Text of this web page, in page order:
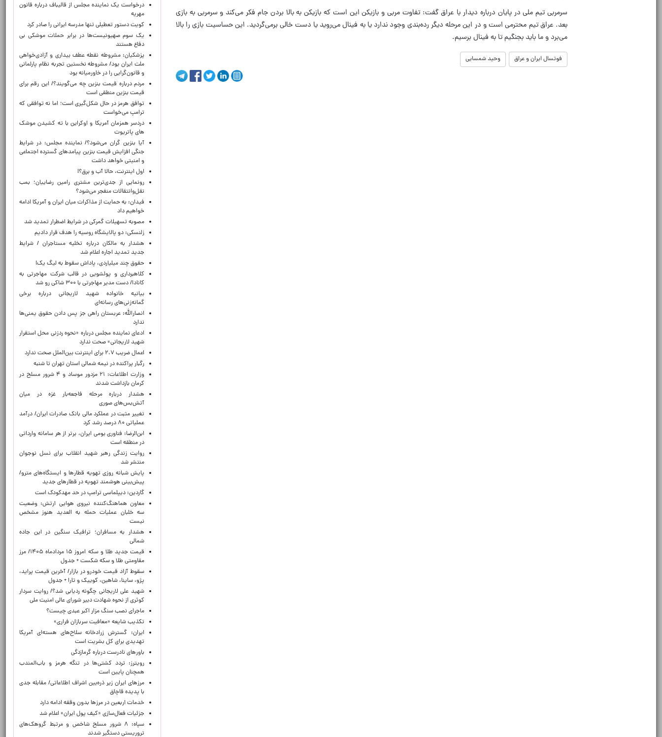
سرمربی تیم ملی در پایان درباره دیدار با عراق گفت: تفاوت مربی و بازیکن این است که بازیکن به بالا بردن جام فکر می‌کند و سرمربی به بازی
بعد. عراق تیم محترمی است و در این مرحله دیگر رده‌بندی وجود ندارد یا به فینال می‌روید یا دست خالی برمی‌گردید. این حساسیت بازی را بالا
می‌برد و ما باید بجنگیم تا به فینال برسیم.
فوتسال ایران و عراق وحید شمسایی
درخواست یک نماینده مجلس از قالیباف درباره قانون
مهریه
کویت دستور تعطیلی تنها مدرسه ایرانی را صادر کرد
یک‌ سوم صهیونیست‌ها در برابر حملات موشکی بی
دفاع هستند
پزشکیان: مشروطه نقطه عطف بیداری و آزادی‌خواهی
ملت ایران بود/ مشروطه نخستین تجربه نظام پارلمانی
و قانون‌گرایی را در خاورمیانه بود
مردم درباره قیمت بنزین چه می‌گویند؟/ این رقم برای
قیمت بنزین منطقی است
توافق هرمز در حال شکل‌گیری است؛ اما نه توافقی که
ترامپ می‌خواست
دردسر همزمان آمریکا و اوکراین با ته کشیدن موشک
های پاتریوت
آیا بنزین گران می‌شود؟/ نماینده مجلس: در شرایط
جنگی افزایش قیمت بنزین پیامدهای گسترده اجتماعی
و امنیتی خواهد داشت
اول اینترنت، حالا آب و برق؟!
رونمایی از جدی‌ترین مشتری رامین رضاییان؛ بمب
نقل‌وانتقالات منفجر می‌شود؟
فیدان: به حمایت از مذاکرات میان ایران و آمریکا ادامه
خواهیم داد
مصوبه تسهیلات گمرکی در شرایط اضطرار تمدید شد
زلنسکی: دو پالایشگاه روسیه را هدف قرار دادیم
هشدار به مالکان درباره تخلیه مستاجران / شرایط
جدید تمدید اجاره اعلام شد
حقوق چند میلیاردی، پاداش سقوط به لیگ یک!
کلاهبرداری و پولشویی در قالب شرکت مهاجرتی به
کانادا/ دست مدیر مهاجرتی با ۳۰۰ شاکی رو شد
بیانیه خانواده شهید لاریجانی درباره برخی
گمانه‌زنی‌های رسانه‌ای
انصارالله: عربستان راهی جز پس دادن حقوق یمنی‌ها
ندارد
ادعای نماینده مجلس درباره «نحوه ردزنی محل استقرار
شهید لاریجانی» صحت ندارد
اعمال ضریب ۲.۷ برای اینترنت بین‌الملل صحت ندارد
رگبار پراکنده در نیمه شمالی استان تهران تا شنبه
وزارت اطلاعات: ۲۱ مزدور موساد و ۴ شرور مسلح در
کرمان بازداشت شدند
هشدار درباره مرحله فاجعه‌بار غزه در میان
آتش‌بس‌های صوری
تغییر مثبت در عملکرد مالی بانک صادرات ایران/ درآمد
عملیاتی ۸۰ درصد رشد کرد
ابن‌الرضا: فناوری بومی ایران، برتر از هر سامانه وارداتی
در منطقه است
روایت زندگی رهبر شهید انقلاب برای نسل نوجوان
منتشر شد
پایش شبانه روزی تهویه قطارها و ایستگاه‌های مترو/
پیش‌بینی هوشمند تهویه در قطارهای جدید
گاردین: دیپلماسی ترامپ در حد مهدکودک است
معاون هماهنگ‌کننده نیروی هوایی ارتش: وضعیت
سه خلبان عملیات حمله به العدید هنوز مشخص
نیست
هشدار به مسافران؛ ترافیک سنگین در این جاده
شمالی
قیمت جدید طلا و سکه امروز ۱۵ مردادماه ۱۴۰۵/ مرز
مقاومتی طلا و سکه شکست + جدول
سقوط آزاد قیمت خودرو در بازار/ آخرین قیمت پراید،
پژو، ساینا، شاهین، کوییک و تارا + جدول
شهید علی لاریجانی چگونه ردیابی شد؟/ روایت سردار
کوثری از نحوه شهادت دبیر شورای عالی امنیت ملی
ماجرای نصب سنگ مزار اکبر عبدی چیست؟
تکذیب شایعه «معافیت سربازان فراری»
ایران: گسترش زرادخانه سلاح‌های هسته‌ای آمریکا
تهدیدی برای کل بشریت است
باورهای نادرست درباره گرمازدگی
رویترز: تردد کشتی‌ها در تنگه هرمز و باب‌المندب
همچنان پایین است
مرزهای ایران زیر ذره‌بین اشراف اطلاعاتی/ مقابله جدی
با پدیده قاچاق
خدمات اربعین در مرزها بدون وقفه ادامه دارد
جزئیات فعال‌سازی «کیف پول ایران» اعلام شد
سپاه: ۸ شرور مسلح شاخص و مرتبط گروهک‌های
تروریستی دستگیر شدند